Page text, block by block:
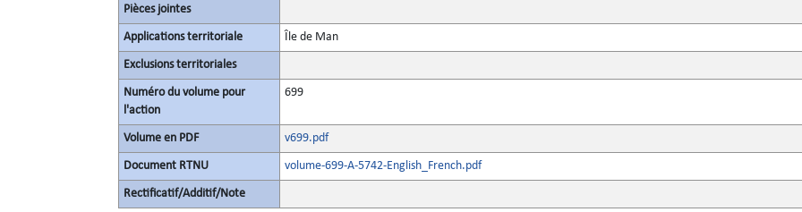
Pièces jointes
Applications territoriale Île de Man
Exclusions territoriales
Numéro du volume pour
l'action
699
Volume en PDF v699.pdf
Document RTNU volume-699-A-5742-English_French.pdf
Rectificatif/Additif/Note